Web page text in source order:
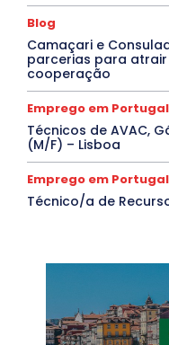
Blog
Camaçari e
parcerias para
cooperação
Emprego em Portugal
Técnicos de AVAC,
(M/F) – Lisboa
Emprego em Portugal
Técnico/a de